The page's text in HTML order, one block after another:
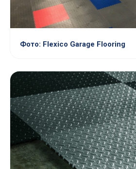
Фото: Flexico Garage Flooring